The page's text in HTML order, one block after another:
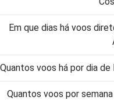
Em que dias há voos
Quantos voos há por dia
Quantos voos por